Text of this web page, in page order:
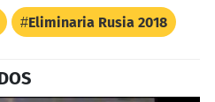
Eliminaria Rusia 2018